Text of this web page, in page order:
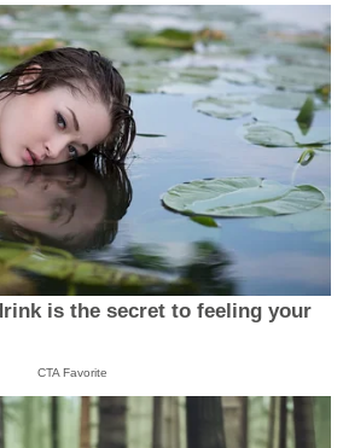
is the secret to feeling your
CTA Favorite